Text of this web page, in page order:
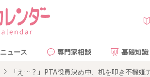
ニュース 専門家相談 基礎知識
「え…？」PTA役員決め中、机を叩き不機